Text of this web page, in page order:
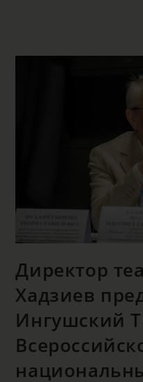
Директор
Хадзиев
Ингушский